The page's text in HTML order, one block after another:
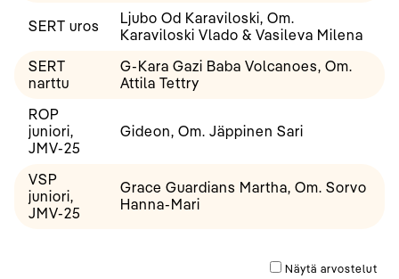
SERT uros
Ljubo Od Karaviloski, Om.
Karaviloski Vlado & Vasileva Milena
SERT
narttu
G-Kara Gazi Baba Volcanoes, Om.
Attila Tettry
ROP
juniori,
JMV-25
Gideon, Om. Jäppinen Sari
VSP
juniori,
JMV-25
Grace Guardians Martha, Om. Sorvo
Hanna-Mari
Näytä arvostelut